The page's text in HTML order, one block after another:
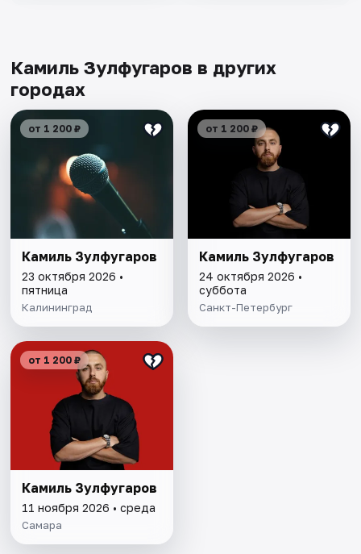
Камиль Зулфугаров в других
городах
от 1 200 ₽
Камиль Зулфугаров
23 октября 2026 •
пятница
Калининград
от 1 200 ₽
Камиль Зулфугаров
24 октября 2026 •
суббота
Санкт-Петербург
от 1 200 ₽
Камиль Зулфугаров
11 ноября 2026 • среда
Самара